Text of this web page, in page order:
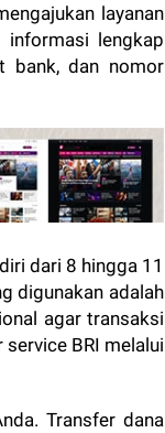
layanan
lengkap
bank, dan nomor
dari 8 hingga 11
digunakan adalah
agar transaksi
BRI melalui
Transfer dana